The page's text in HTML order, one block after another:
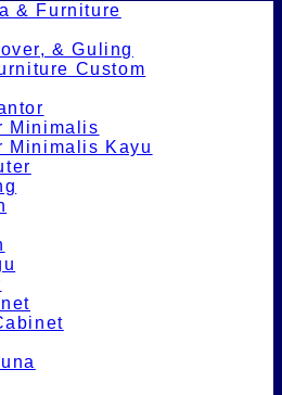
& Furniture
& Guling
Custom
Minimalis
Minimalis Kayu